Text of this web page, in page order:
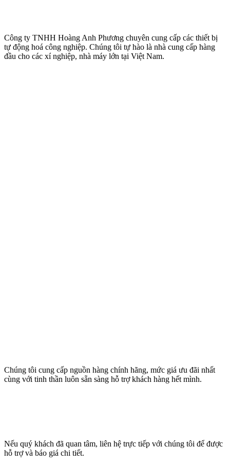
Công ty TNHH Hoàng Anh Phương chuyên cung cấp các thiết bị
tự động hoá công nghiệp. Chúng tôi tự hào là nhà cung cấp hàng
đầu cho các xí nghiệp, nhà máy lớn tại Việt Nam.
Chúng tôi cung cấp nguồn hàng chính hãng, mức giá ưu đãi nhất
cùng với tinh thần luôn sẵn sàng hỗ trợ khách hàng hết mình.
Nếu quý khách đã quan tâm, liên hệ trực tiếp với chúng tôi để được
hỗ trợ và báo giá chi tiết.